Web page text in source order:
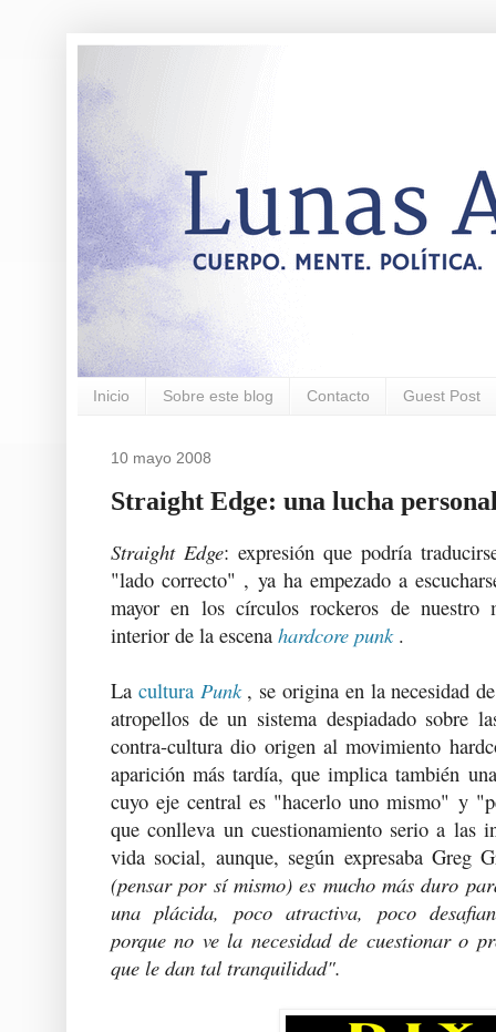
Inicio Sobre este blog Contacto Guest Post
10 mayo 2008
Straight Edge: una lucha
Straight Edge: expresión que podría
"lado correcto" , ya ha empezado a
mayor en los círculos rockeros de nuestro
interior de la escena hardcore punk .
La cultura Punk , se origina en la necesidad
atropellos de un sistema despiadado sobre
contra-culturadio origen al movimiento
aparición más tardía, que implica también
cuyo eje central es "hacerlo uno mismo" y
que conlleva un cuestionamiento serio a las
vida social, aunque, según expresaba Greg
(pensar por sí mismo) es mucho más duro
una plácida, poco atractiva, poco
porque no ve la necesidad de cuestionar o
que le dan tal tranquilidad".